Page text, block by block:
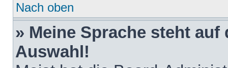
Nach oben
» Meine Sprache steht
Auswahl!